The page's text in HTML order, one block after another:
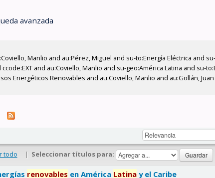
avanzada
Manlio and au:Pérez, Miguel and su-to:Energía Eléctrica and
and au:Coviello, Manlio and su-geo:América Latina and su-
Energéticos Renovables and au:Coviello, Manlio and au:Gollán,
todo | Seleccionar títulos para:
renovables en América Latina y el Caribe